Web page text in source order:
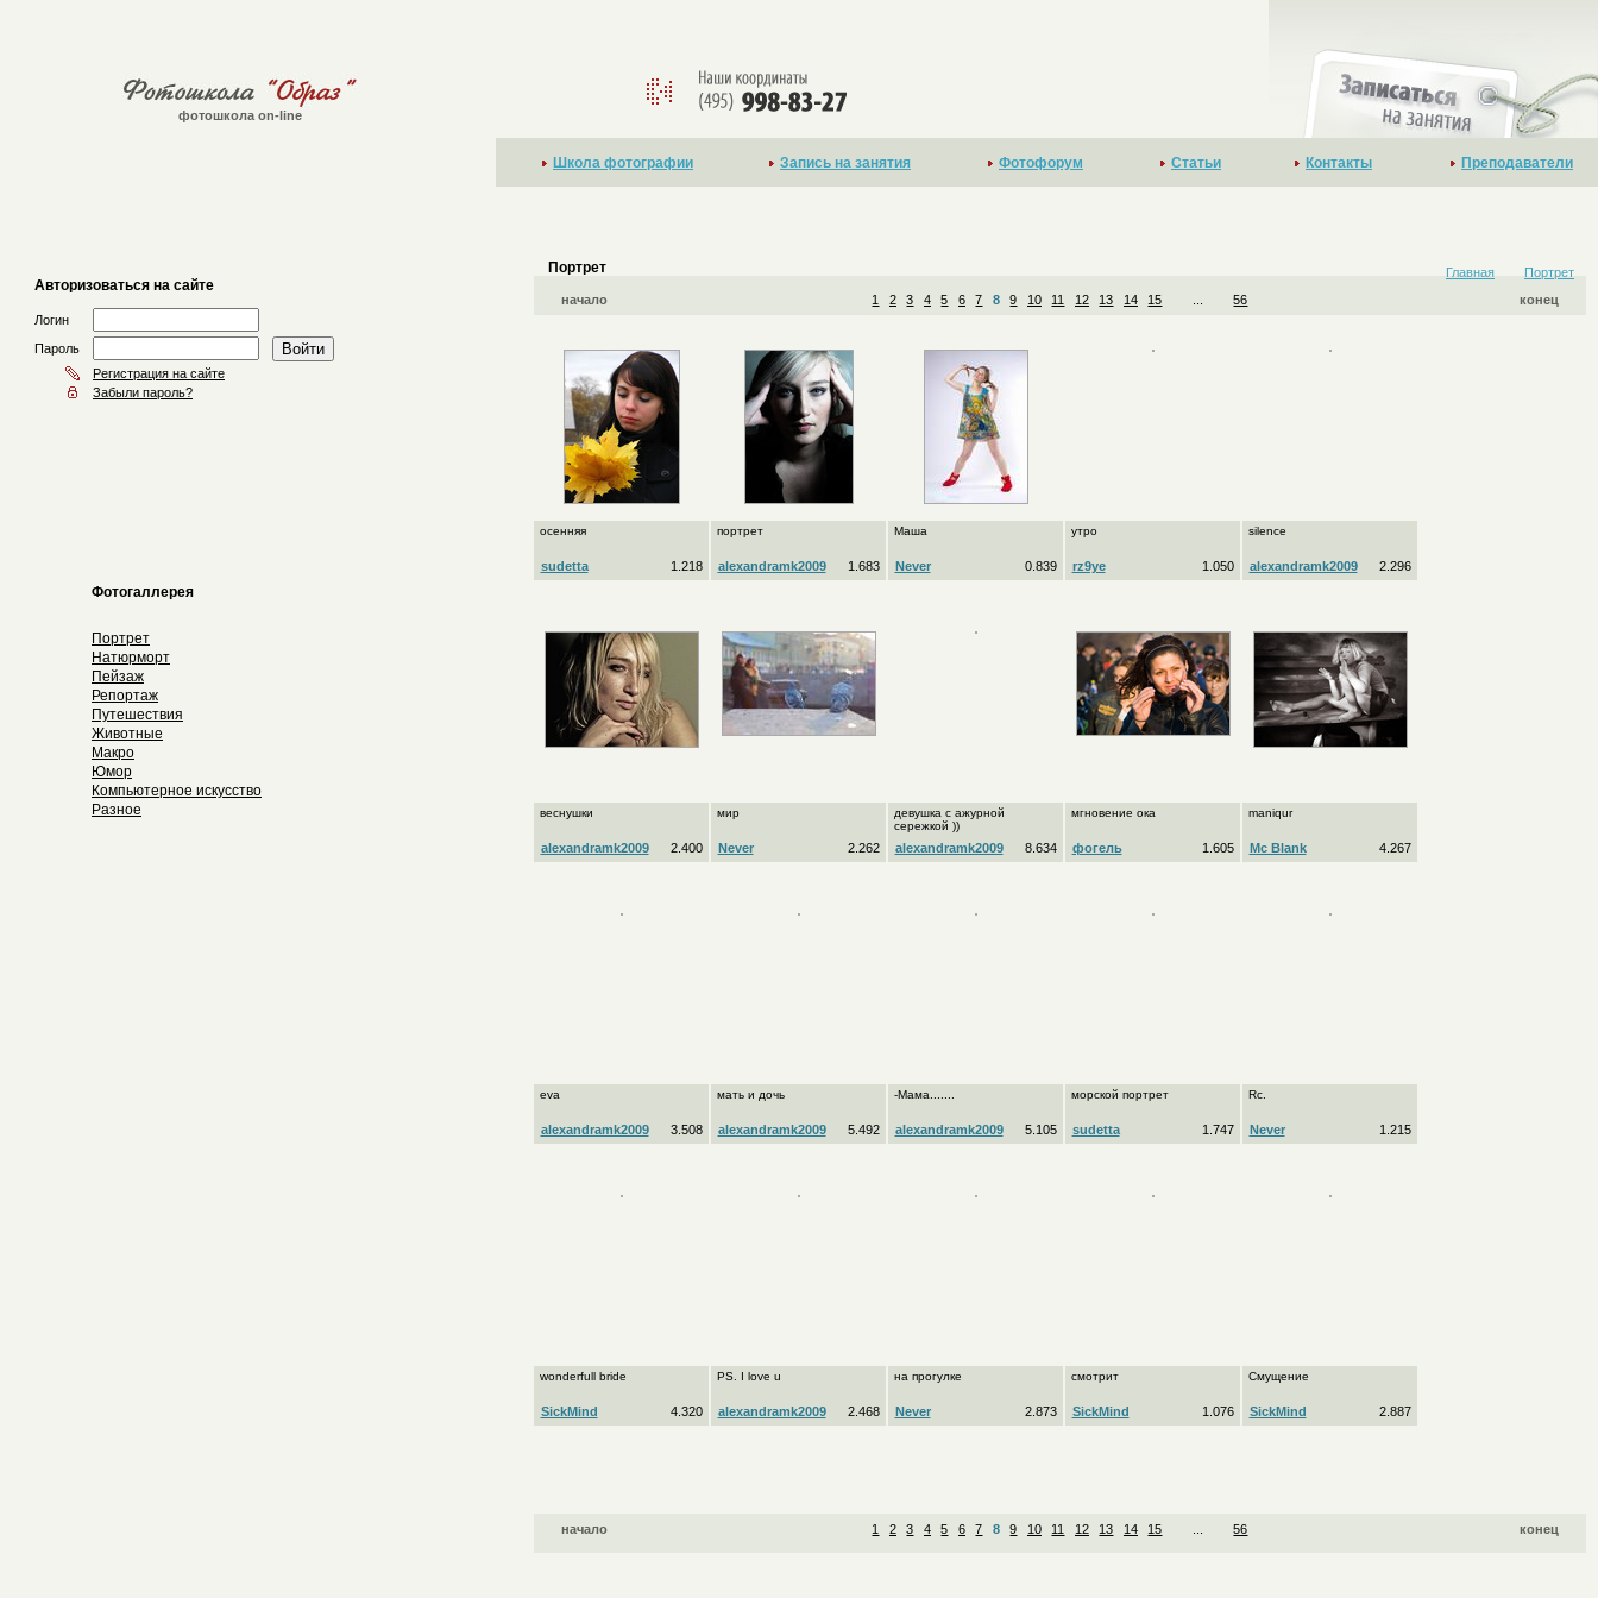
фотошкола on-line
Школа фотографии Запись на занятия Фотофорум Статьи Контакты Преподаватели
Авторизоваться на сайте
Логин
Пароль
Регистрация на сайте
Забыли пароль?
Фотогаллерея
Портрет
Натюрморт
Пейзаж
Репортаж
Путешествия
Животные
Макро
Юмор
Компьютерное искусство
Разное
Главная Портрет
Портрет
начало 1 2 3 4 5 6 7 8 9 10 11 12 13 14 15 ...56 конец
осенняя
1.218
sudetta
портрет
1.683
alexandramk2009
Маша
0.839
Never
утро
1.050
rz9ye
silence
2.296
alexandramk2009
веснушки
2.400
alexandramk2009
мир
2.262
Never
девушка с ажурной
сережкой ))
8.634
alexandramk2009
мгновение ока
1.605
фогель
maniqur
4.267
Mc Blank
eva
3.508
alexandramk2009
мать и дочь
5.492
alexandramk2009
-Мама.......
5.105
alexandramk2009
морской портрет
1.747
sudetta
Rc.
1.215
Never
wonderfull bride
4.320
SickMind
PS. I love u
2.468
alexandramk2009
на прогулке
2.873
Never
смотрит
1.076
SickMind
Смущение
2.887
SickMind
начало 1 2 3 4 5 6 7 8 9 10 11 12 13 14 15 ...56 конец